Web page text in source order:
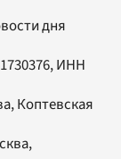
дня
ИНН
Коптевская
,